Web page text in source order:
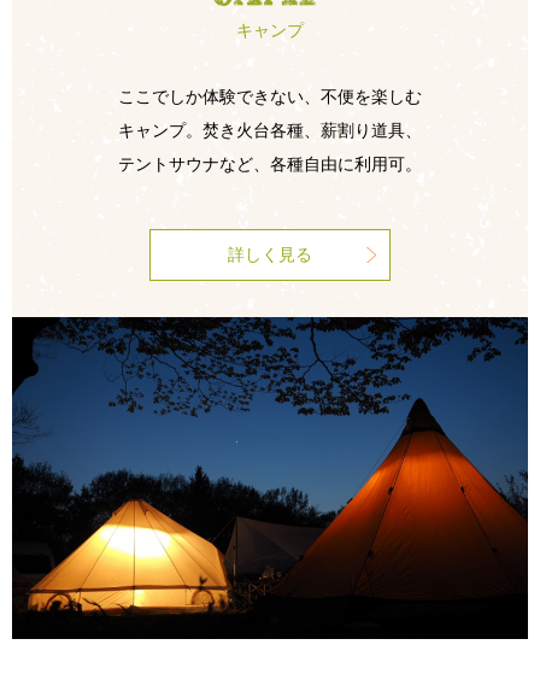
キャンプ
ここでしか体験できない、不便を楽しむ
キャンプ。焚き火台各種、薪割り道具、
テントサウナなど、各種自由に利用可。
詳しく見る